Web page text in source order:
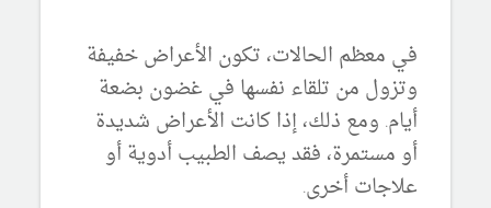
في معظم الحالات، تكون الأعراض خفيفة
وتزول من تلقاء نفسها في غضون بضعة
أيام. ومع ذلك، إذا كانت الأعراض شديدة
أو مستمرة، فقد يصف الطبيب أدوية أو
علاجات أخرى.